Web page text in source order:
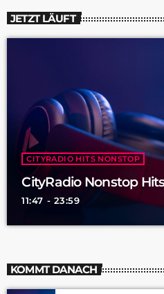
JETZT LÄUFT
CITYRADIO HITS NONSTOP
CityRadio Nonstop
11:47 - 23:59
KOMMT DANACH